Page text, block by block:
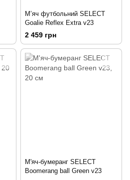
М’яч футбольний SELECT
Goalie Reflex Extra v23
2 459 грн
М'яч-бумеранг SELECT
Boomerang ball Green v23